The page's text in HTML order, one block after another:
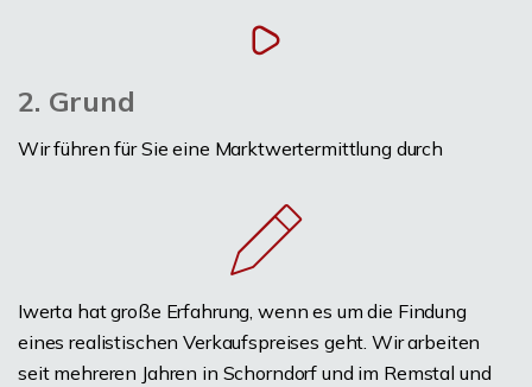
2. Grund
Wir führen für Sie eine Marktwertermittlung durch
Iwerta hat große Erfahrung, wenn es um die Findung
eines realistischen Verkaufspreises geht. Wir arbeiten
seit mehreren Jahren in Schorndorf und im Remstal und